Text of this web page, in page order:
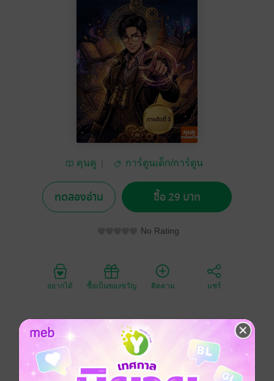
คุนคู
การ์ตูนเด็ก/การ์ตูน
ทดลองอ่าน ซื้อ 29 บาท
No Rating
อยากได้ ซื้อเป็นของขวัญ ติดตาม แชร์
ติดอาวุธทักษะชีวิตที่โรงเรียนไม่ได้สอน! "เศรษฐีน้อยนัก
ผจญภัย 48 ภารกิจพิชิตโลกการเงิน"
เพราะทักษะการเงิน (Financial Literacy) คือรากฐาน